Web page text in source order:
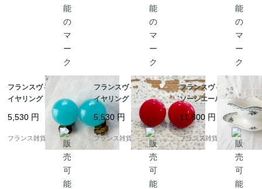
フランスヴィンテージ
イヤリング | 鮮やかな
ターコイズブルー カボ
ション ドーム | 1950-6
5,530 円
フランス雑貨chouchou
フランスヴィンテージ
イヤリング | コロンと
可愛い赤のカボション
ドーム | 1950年頃
5,530円
フランス雑貨chouchou
フランスヴィンテージ
ソーシエール | サンタ
マン（St.Amand）繊
細なガーランドと可憐
な花柄 |1950年～60年
頃
11,800 円
フランス雑貨chouchou